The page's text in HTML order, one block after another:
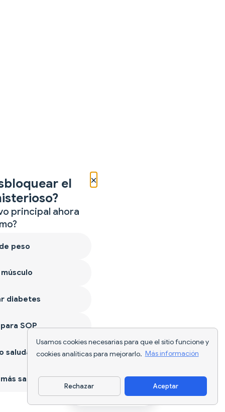
Usamos cookies necesarias para que el sitio funcione y
cookies analíticas para mejorarlo. Más información
Rechazar Aceptar
Descargar app
×
el
principal ahora
peso
diabetes
SOP
saludable
sano